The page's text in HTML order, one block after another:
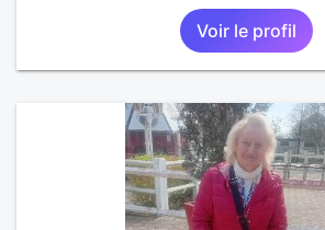
Voir le profil